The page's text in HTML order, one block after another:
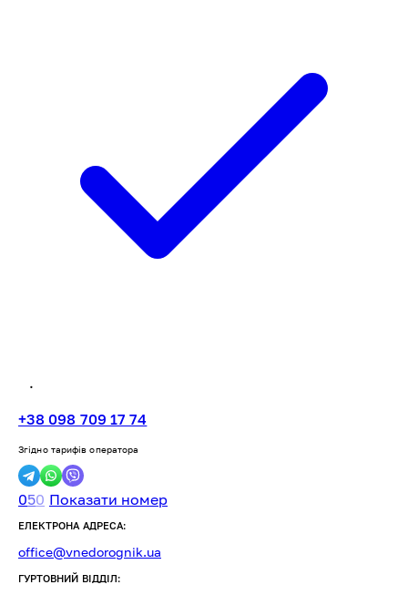
.
+38 098 709 17 74
Згідно тарифів оператора
050 Показати номер
ЕЛЕКТРОНА АДРЕСА:
office@vnedorognik.ua
ГУРТОВНИЙ ВІДДІЛ: